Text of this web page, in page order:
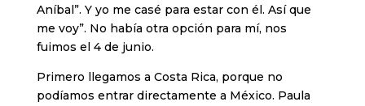
Aníbal”. Y yo me casé para estar con él. Así que
me voy”. No había otra opción para mí, nos
fuimos el 4 de junio.
Primero llegamos a Costa Rica, porque no
podíamos entrar directamente a México. Paula